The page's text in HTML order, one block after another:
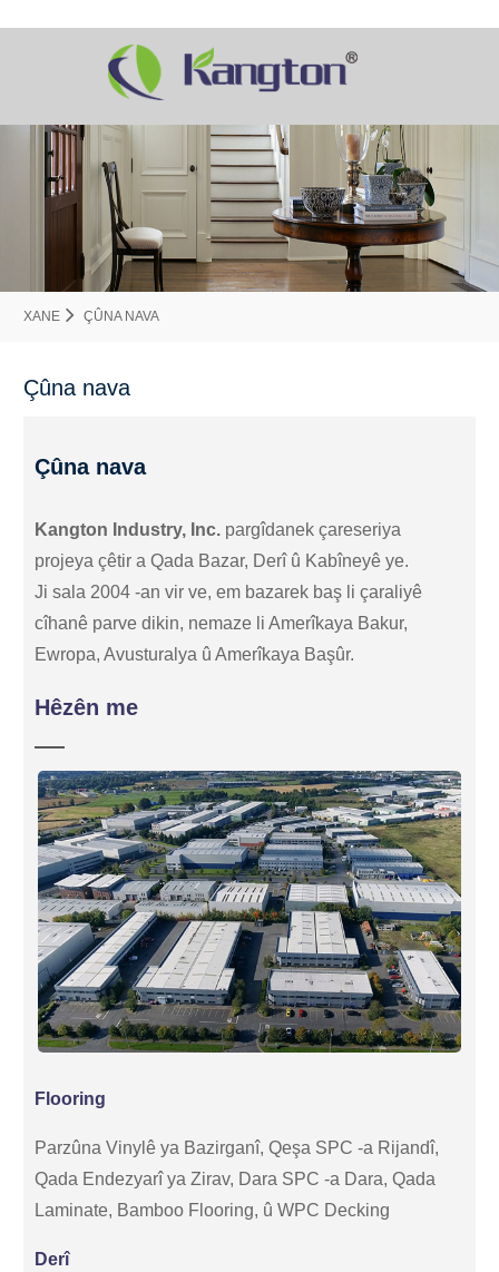
XANE ÇÛNA NAVA
Çûna nava
Çûna nava
Kangton Industry, Inc. pargîdanek çareseriya
projeya çêtir a Qada Bazar, Derî û Kabîneyê ye.
Ji sala 2004 -an vir ve, em bazarek baş li çaraliyê
cîhanê parve dikin, nemaze li Amerîkaya Bakur,
Ewropa, Avusturalya û Amerîkaya Başûr.
Hêzên me
Flooring
Parzûna Vinylê ya Bazirganî, Qeşa SPC -a Rijandî,
Qada Endezyarî ya Zirav, Dara SPC -a Dara, Qada
Laminate, Bamboo Flooring, û WPC Decking
Derî